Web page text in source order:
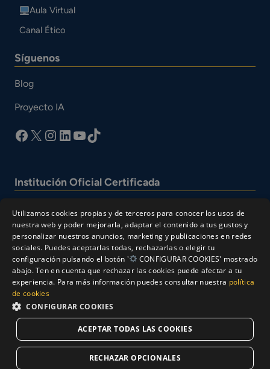
Aula Virtual
Canal Ético
Síguenos
Blog
Proyecto IA
facebook
X Instagram
LinkedIn
YouTube
TikTok
Institución Oficial Certificada
Aviso Legal
Política de Cookies
Solicitar Información
Utilizamos cookies propias y de terceros para conocer los usos de
nuestra web y poder mejorarla, adaptar el contenido a tus gustos y
personalizar nuestros anuncios, marketing y publicaciones en redes
sociales. Puedes aceptarlas todas, rechazarlas o elegir tu
configuración pulsando el botón '
CONFIGURAR COOKIES' mostrado
abajo. Ten en cuenta que rechazar las cookies puede afectar a tu
experiencia. Para más información puedes consultar nuestra política
de cookies
CONFIGURAR COOKIES
ACEPTAR TODAS LAS COOKIES
RECHAZAR OPCIONALES